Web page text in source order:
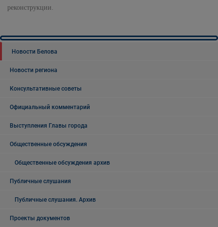
реконструкции.
Новости Белова
Новости региона
Консультативные советы
Официальный комментарий
Выступления Главы города
Общественные обсуждения
Общественные обсуждения архив
Публичные слушания
Публичные слушания. Архив
Проекты документов